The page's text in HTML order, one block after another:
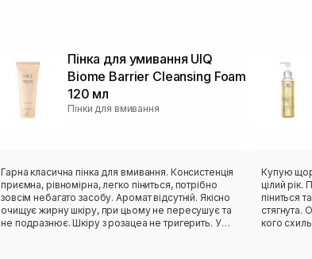
Пінка для умивання UIQ
Biome Barrier Cleansing Foam
120 мл
Пінки для вмивання
Гарна класична пінка для вмивання. Консистенція
приємна, рівномірна, легко піниться, потрібно
зовсім небагато засобу. Аромат відсутній. Якісно
очищує жирну шкіру, при цьому не пересушує та
не подразнює. Шкіру з розацеа не тригерить. У
Купую
цілий
піниться
стягнута.
кого